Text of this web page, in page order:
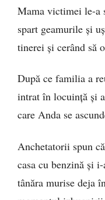
Mama victimei le-a
spart geamurile și
tinerei și cerând să
După ce familia a
intrat în locuință și
care Anda se
Anchetatorii spun
casa cu benzină și
tânăra murise deja